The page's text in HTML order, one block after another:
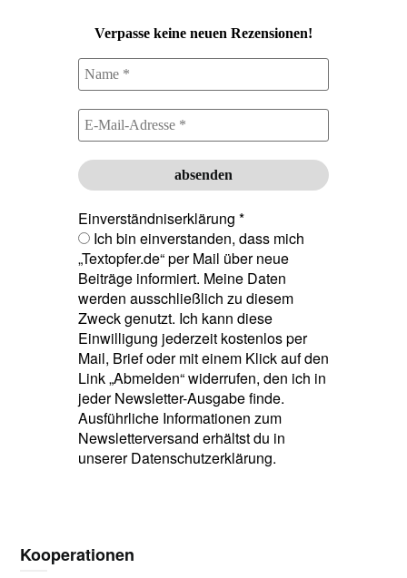
Verpasse keine neuen Rezensionen!
Einverständniserklärung *
Ich bin einverstanden, dass mich
„Textopfer.de“ per Mail über neue
Beiträge informiert. Meine Daten
werden ausschließlich zu diesem
Zweck genutzt. Ich kann diese
Einwilligung jederzeit kostenlos per
Mail, Brief oder mit einem Klick auf den
Link „Abmelden“ widerrufen, den ich in
jeder Newsletter-Ausgabe finde.
Ausführliche Informationen zum
Newsletterversand erhältst du in
unserer Datenschutzerklärung.
Kooperationen